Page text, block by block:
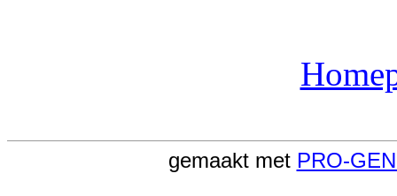
gemaakt met PRO-